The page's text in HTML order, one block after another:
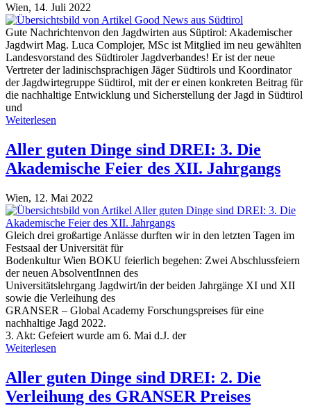
Wien, 14. Juli 2022
Gute Nachrichtenvon den Jagdwirten aus Süptirol: Akademischer
Jagdwirt Mag. Luca Complojer, MSc ist Mitglied im neu gewählten
Landesvorstand des Südtiroler Jagdverbandes! Er ist der neue
Vertreter der ladinischsprachigen Jäger Südtirols und Koordinator
der Jagdwirtegruppe Südtirol, mit der er einen konkreten Beitrag für
die nachhaltige Entwicklung und Sicherstellung der Jagd in Südtirol
und
Weiterlesen
Aller guten Dinge sind DREI: 3. Die
Akademische Feier des XII. Jahrgangs
Wien, 12. Mai 2022
Gleich drei großartige Anlässe durften wir in den letzten Tagen im
Festsaal der Universität für
Bodenkultur Wien BOKU feierlich begehen: Zwei Abschlussfeiern
der neuen AbsolventInnen des
Universitätslehrgang Jagdwirt/in der beiden Jahrgänge XI und XII
sowie die Verleihung des
GRANSER – Global Academy Forschungspreises für eine
nachhaltige Jagd 2022.
3. Akt: Gefeiert wurde am 6. Mai d.J. der
Weiterlesen
Aller guten Dinge sind DREI: 2. Die
Verleihung des GRANSER Preises